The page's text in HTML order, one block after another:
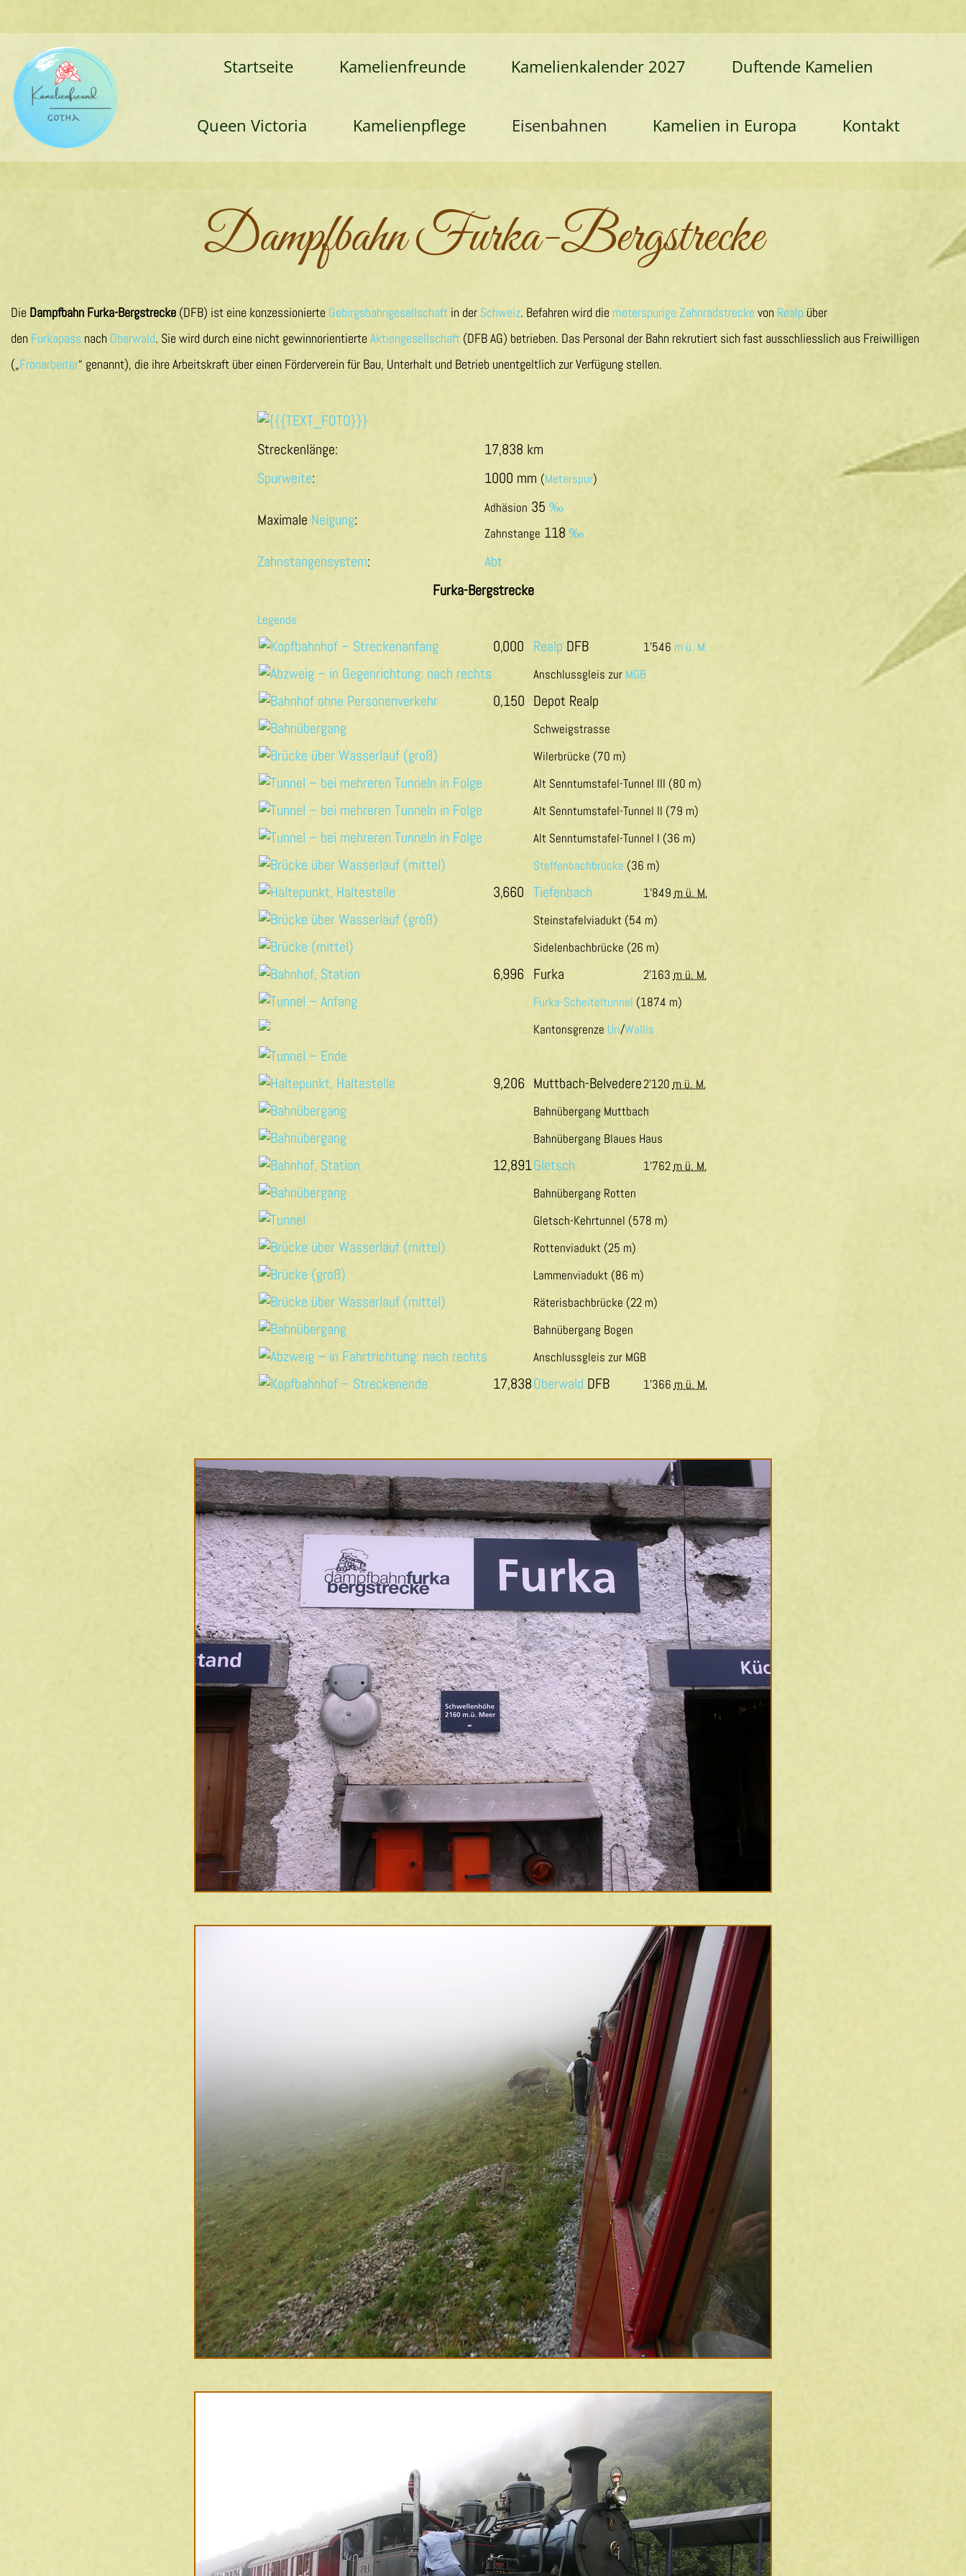
Startseite Kamelienfreunde Kamelienkalender 2027 Duftende Kamelien
Queen Victoria Kamelienpflege Eisenbahnen Kamelien in Europa Kontakt
Dampfbahn Furka-Bergstrecke
Die Dampfbahn Furka-Bergstrecke (DFB) ist eine konzessionierte Gebirgsbahngesellschaft in der Schweiz. Befahren wird die meterspurige Zahnradstrecke von Realp über
den Furkapass nach Oberwald. Sie wird durch eine nicht gewinnorientierteAktiengesellschaft (DFB AG) betrieben. Das Personal der Bahn rekrutiert sich fast ausschliesslich aus Freiwilligen
(„Fronarbeiter“ genannt), die ihre Arbeitskraft über einen Förderverein für Bau, Unterhalt und Betrieb unentgeltlich zur Verfügung stellen.
Streckenlänge:
17,838 km
Spurweite: 1000 mm (Meterspur)
Maximale Neigung:
Adhäsion 35 ‰
Zahnstange 118 ‰
Zahnstangensystem:
Abt
Furka-Bergstrecke
Legende
0,000 Realp DFB 1'546 m ü. M.
Anschlussgleis zur MGB
0,150 Depot Realp
Schweigstrasse
Wilerbrücke (70 m)
Alt Senntumstafel-Tunnel III (80 m)
Alt Senntumstafel-Tunnel II (79 m)
Alt Senntumstafel-Tunnel I (36 m)
Steffenbachbrücke (36 m)
3,660 Tiefenbach 1'849 m ü. M.
Steinstafelviadukt (54 m)
Sidelenbachbrücke (26 m)
6,996 Furka 2'163 m ü. M.
Furka-Scheiteltunnel (1874 m)
Kantonsgrenze Uri/Wallis
9,206 Muttbach-Belvedere2'120 m ü. M.
Bahnübergang Muttbach
Bahnübergang Blaues Haus
12,891Gletsch 1'762 m ü. M.
Bahnübergang Rotten
Gletsch-Kehrtunnel (578 m)
Rottenviadukt (25 m)
Lammenviadukt (86 m)
Räterisbachbrücke (22 m)
Bahnübergang Bogen
Anschlussgleis zur MGB
17,838Oberwald DFB 1'366 m ü. M.